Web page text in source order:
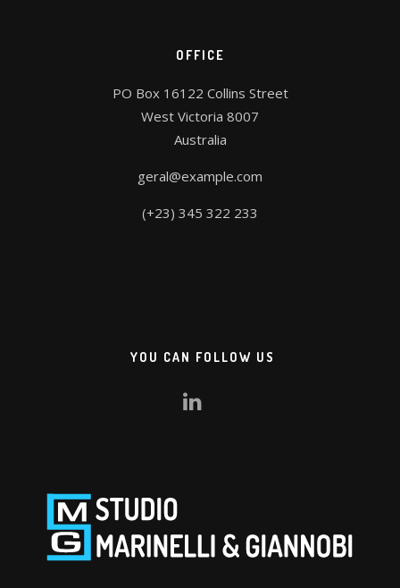
OFFICE
PO Box 16122 Collins Street
West Victoria 8007
Australia
geral@example.com
(+23) 345 322 233
YOU CAN FOLLOW US